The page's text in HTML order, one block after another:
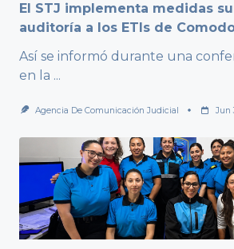
El STJ implementa medidas
auditoría a los ETIs de
Así se informó durante una
en la ...
Agencia De Comunicación Judicial Jun